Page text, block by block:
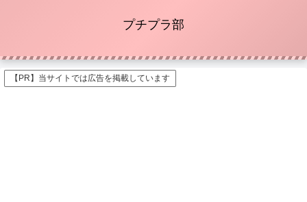
プチプラ部
【PR】当サイトでは広告を掲載しています